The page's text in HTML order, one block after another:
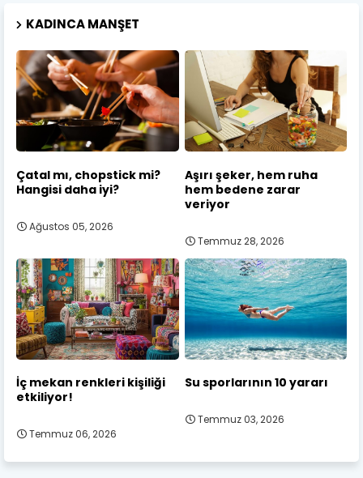
KADINCA MANŞET
Çatal mı, chopstick mi?
Hangisi daha iyi?
Ağustos 05, 2026
Aşırı şeker, hem ruha
hem bedene zarar
veriyor
Temmuz 28, 2026
İç mekan renkleri kişiliği
etkiliyor!
Temmuz 06, 2026
Su sporlarının 10 yararı
Temmuz 03, 2026